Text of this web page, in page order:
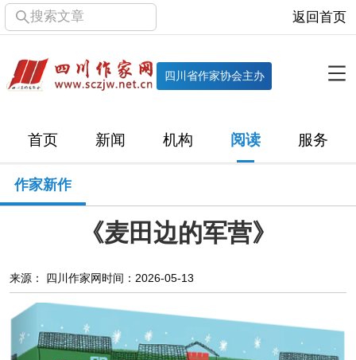
搜索文章 返回首页
四川省作家协会主办
首页 新闻 机构 阅读 服务
机构
直属单位 团体会员 主管社团 专门委员会
历届主席团
时政 文学动态
万千百十
作家新作
《麦田边的军营》
来源： 四川作家网时间：2026-05-13